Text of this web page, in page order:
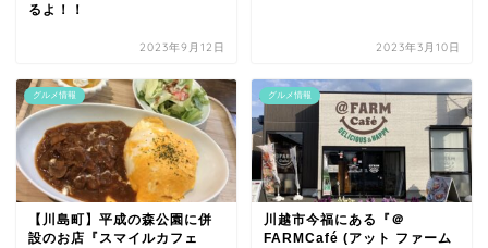
るよ！！
2023年9月12日 2023年3月10日
グルメ情報
【川島町】平成の森公園に併
設のお店『スマイルカフェ
グルメ情報
川越市今福にある『＠
FARMCafé (アット ファーム